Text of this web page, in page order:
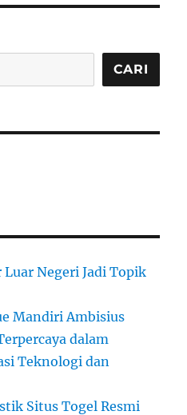
CARI
Negeri Jadi Topik
Mandiri Ambisius
dalam
Teknologi dan
Situs Togel Resmi